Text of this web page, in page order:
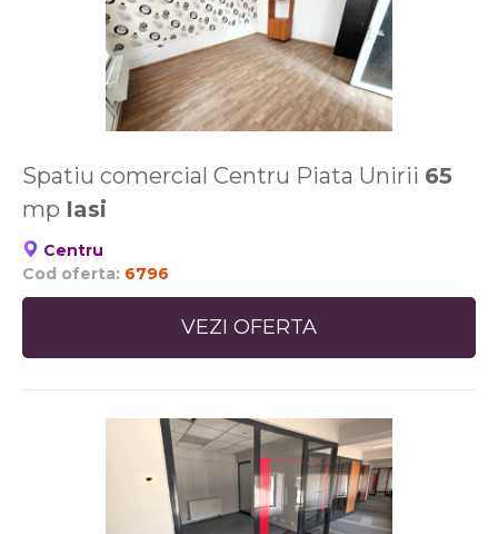
Spatiu comercial Centru Piata Unirii 65
mp Iasi
Centru
Cod oferta: 6796
VEZI OFERTA